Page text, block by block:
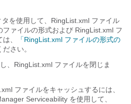
タを使用して、RingList.xml ファイル
ファイルの形式および RingList.xml フ
、
「RingList.xml ファイルの形式の
さい。
、RingList.xml ファイルを閉じま
ファイルをキャッシュするには、
Serviceability を使用して、